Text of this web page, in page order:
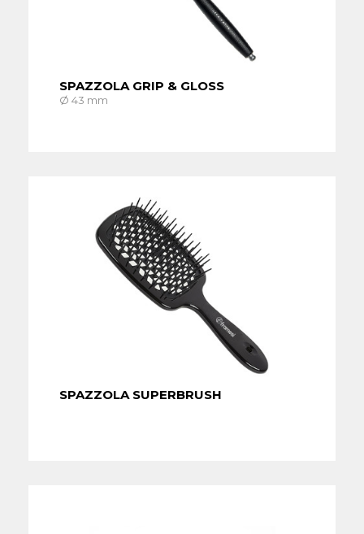
SPAZZOLA GRIP & GLOSS
Ø 43 mm
SPAZZOLA SUPERBRUSH